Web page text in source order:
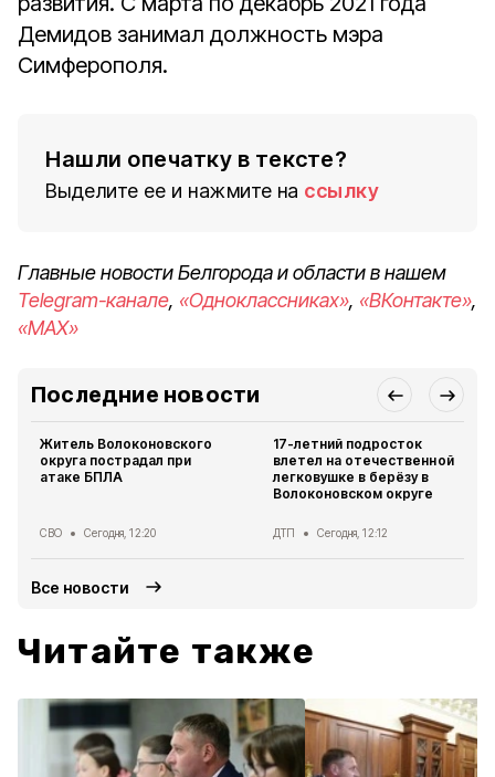
Демидов занимал должность мэра
Симферополя.
Нашли опечатку в тексте?
Выделите ее и нажмите на ссылку
Главные новости Белгорода и области в нашем
Telegram-канале, «Одноклассниках», «ВКонтакте»,
«MAX»
Последние новости
Житель Волоконовского
округа пострадал при
атаке БПЛА
СВО Сегодня, 12:20
17-летний подросток
влетел на отечественной
легковушке в берёзу в
Волоконовском округе
ДТП Сегодня, 12:12
Все новости
Читайте также